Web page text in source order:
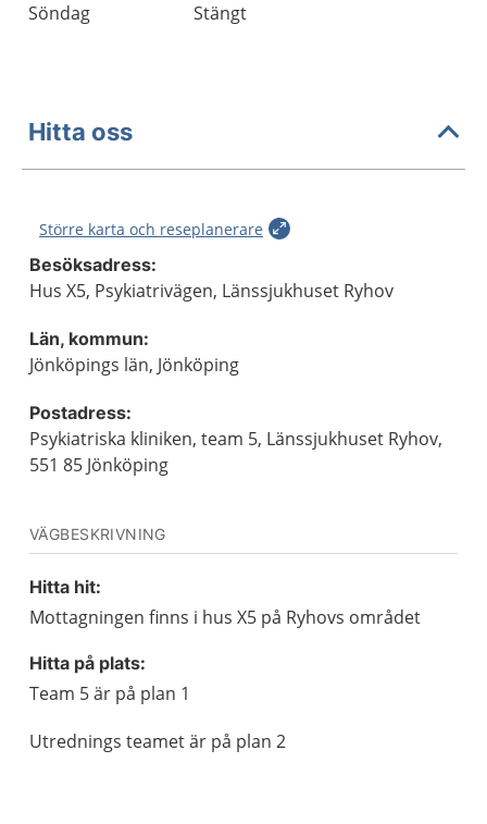
Söndag
Stängt
Hitta oss
Större karta och reseplanerare
Besöksadress:
Hus X5, Psykiatrivägen, Länssjukhuset Ryhov
Län, kommun:
Jönköpings län, Jönköping
Postadress:
Psykiatriska kliniken, team 5, Länssjukhuset Ryhov,
551 85 Jönköping
VÄGBESKRIVNING
Hitta hit:
Mottagningen finns i hus X5 på Ryhovs området
Hitta på plats:
Team 5 är på plan 1
Utrednings teamet är på plan 2